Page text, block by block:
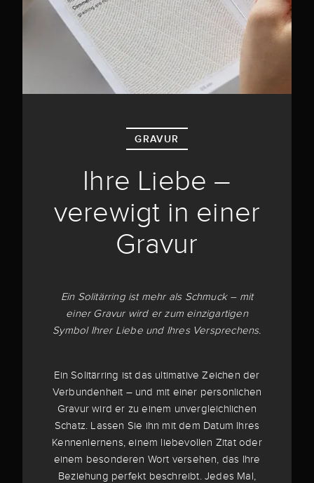
GRAVUR
Ihre Liebe –
verewigt in einer
Gravur
Ein Solitärring ist mehr als Schmuck – mit
einer Gravur wird er zum einzigartigen
Symbol Ihrer Liebe und Ihres Versprechens.
Ein Solitärring ist das ultimative Zeichen der
Verbundenheit – und mit einer persönlichen
Gravur wird er zu einem unvergleichlichen
Schatz. Lassen Sie ihn mit dem Datum Ihres
Kennenlernens, einem liebevollen Zitat oder
einem besonderen Wort versehen, das Ihre
Beziehung perfekt beschreibt. Jedes Mal,